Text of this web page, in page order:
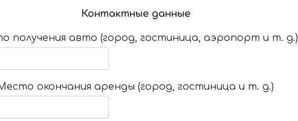
Контактные данные
получения авто (город, гостиница, аэропорт и т. д.)
окончания аренды (город, гостиница и т. д.)